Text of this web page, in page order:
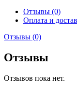
Отзывы (0)
Оплата и
Отзывы (0)
Отзывы
Отзывов пока нет.